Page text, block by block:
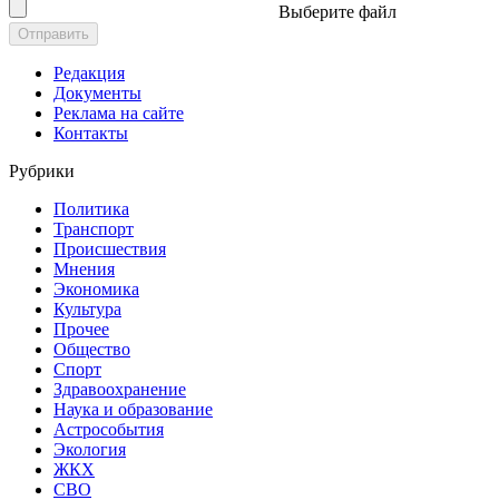
Выберите файл
Отправить
Редакция
Документы
Реклама на сайте
Контакты
Рубрики
Политика
Транспорт
Происшествия
Мнения
Экономика
Культура
Прочее
Общество
Спорт
Здравоохранение
Наука и образование
Астрособытия
Экология
ЖКХ
СВО